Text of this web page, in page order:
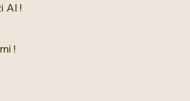
Al !
!